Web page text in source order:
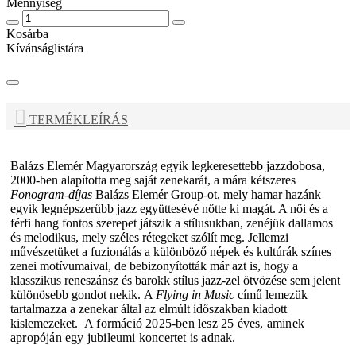
Mennyiség
Kosárba
Kívánságlistára
TERMÉKLEÍRÁS
Balázs ElemérMagyarország egyik legkeresettebb jazzdobosa,
2000-ben alapította meg saját zenekarát, a mára kétszeres
Fonogram-díjas Balázs Elemér Group-ot, mely hamar hazánk
egyik legnépszerűbb jazz együttesévé nőtte ki magát. A női és a
férfi hang fontos szerepet játszik a stílusukban, zenéjük dallamos
és melodikus, mely széles rétegeket szólít meg. Jellemzi
művészetüket a fuzionálás a különböző népek és kultúrák színes
zenei motívumaival, de bebizonyították már azt is, hogy a
klasszikus reneszánsz és barokk stílus jazz-zel ötvözése sem jelent
különösebb gondot nekik. A Flying in Music című lemezük
tartalmazza a zenekar által az elmúlt időszakban kiadott
kislemezeket. A formáció 2025-ben lesz 25 éves, aminek
apropóján egy jubileumi koncertet is adnak.